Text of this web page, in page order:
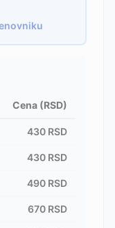
Cena (RSD)
430 RSD
430 RSD
490 RSD
670 RSD